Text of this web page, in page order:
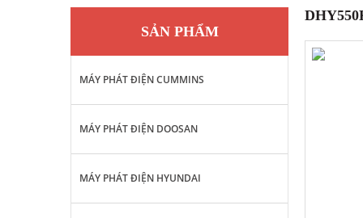
SẢN PHẨM
MÁY PHÁT ĐIỆN CUMMINS
MÁY PHÁT ĐIỆN DOOSAN
MÁY PHÁT ĐIỆN HYUNDAI